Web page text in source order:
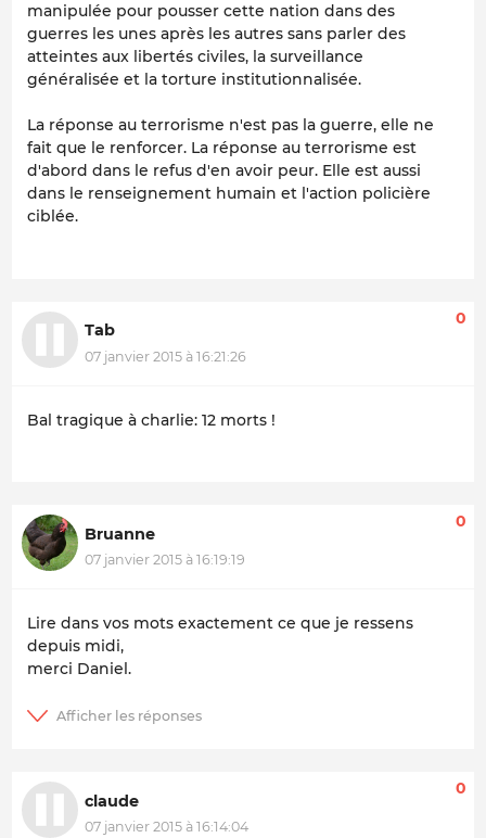
manipulée pour pousser cette nation dans des
guerres les unes après les autres sans parler des
atteintes aux libertés civiles, la surveillance
généralisée et la torture institutionnalisée.
La réponse au terrorisme n'est pas la guerre, elle ne
fait que le renforcer. La réponse au terrorisme est
d'abord dans le refus d'en avoir peur. Elle est aussi
dans le renseignement humain et l'action policière
ciblée.
Tab
07 janvier 2015 à 16:21:26
0
Bal tragique à charlie: 12 morts !
Bruanne
07 janvier 2015 à 16:19:19
0
Lire dans vos mots exactement ce que je ressens
depuis midi,
merci Daniel.
claude
07 janvier 2015 à 16:14:04
0